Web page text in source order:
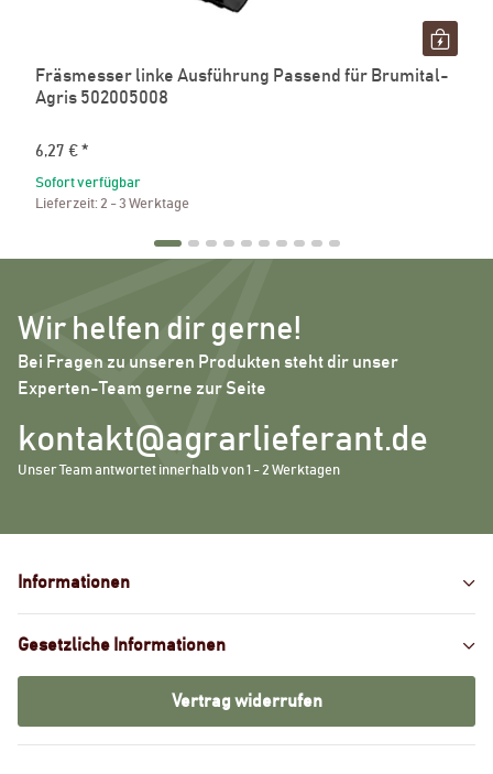
Fräsmesser linke Ausführung Passend für Brumital-
Agris 502005008
6,27 € *
Sofort verfügbar
Lieferzeit: 2 - 3 Werktage
Wir helfen dir gerne!
Bei Fragen zu unseren Produkten steht dir unser
Experten-Team gerne zur Seite
kontakt@agrarlieferant.de
Unser Team antwortet innerhalb von 1 - 2 Werktagen
Informationen
Gesetzliche Informationen
Vertrag widerrufen